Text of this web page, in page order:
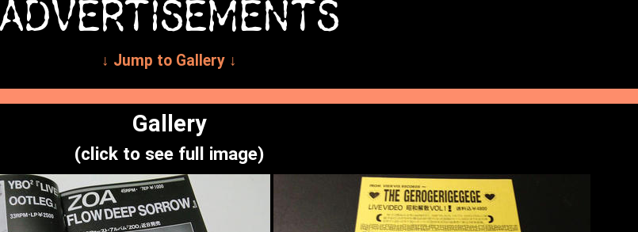
ADVERTISEMENTS
↓ Jump to Gallery ↓
Gallery
(click to see full image)